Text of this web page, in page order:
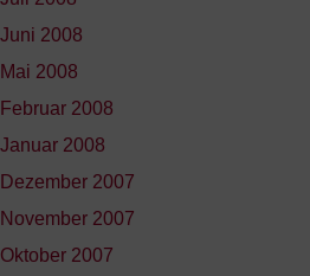
Juni 2008
Mai 2008
Februar 2008
Januar 2008
Dezember 2007
November 2007
Oktober 2007